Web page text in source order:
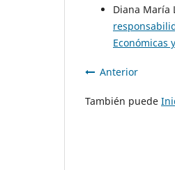
Diana María
Económicas
Anterior
También puede